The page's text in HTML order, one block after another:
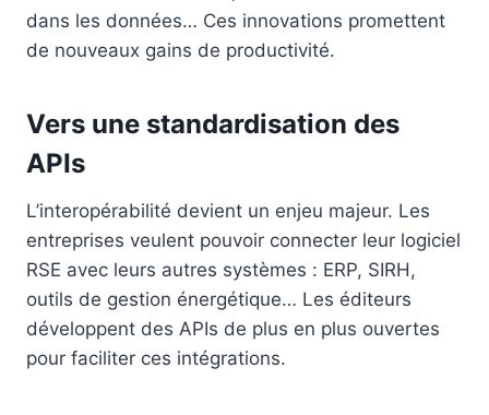
dans les données… Ces innovations promettent
de nouveaux gains de productivité.
Vers une standardisation des
APIs
L’interopérabilité devient un enjeu majeur. Les
entreprises veulent pouvoir connecter leur logiciel
RSE avec leurs autres systèmes : ERP, SIRH,
outils de gestion énergétique… Les éditeurs
développent des APIs de plus en plus ouvertes
pour faciliter ces intégrations.